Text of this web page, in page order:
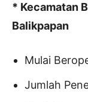
* Kecamatan
Balikpapan
Mulai
Jumlah